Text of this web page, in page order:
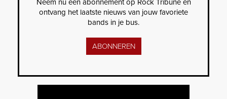
Neem nu een abonnement op Rock Tribune en
ontvang het laatste nieuws van jouw favoriete
bands in je bus.
ABONNEREN